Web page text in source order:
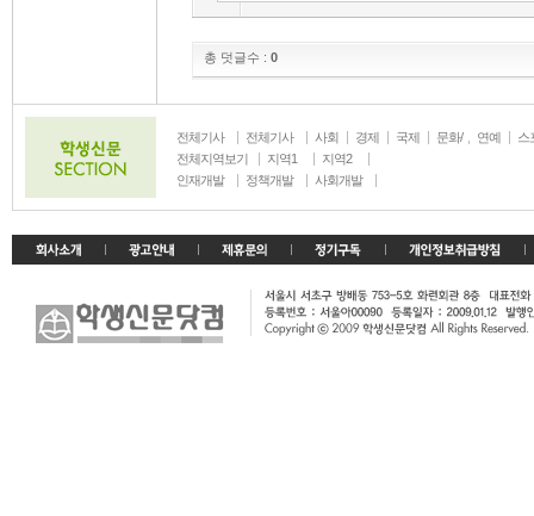
총 덧글수 : 0
전체기사 전체기사 사회 경제 국제
문화/
연예
스
전체지역보기
지역1
지역2
인재개발
정책개발 사회개발